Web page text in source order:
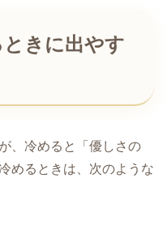
きに出やす
、冷めると「優しさの
めるときは、次のような